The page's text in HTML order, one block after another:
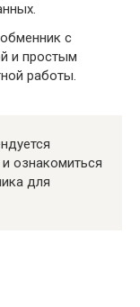
с
и простым
работы.
ознакомиться
для